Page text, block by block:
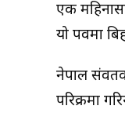
एक
यो पर्वमा
नेपाल
परिक्रमा